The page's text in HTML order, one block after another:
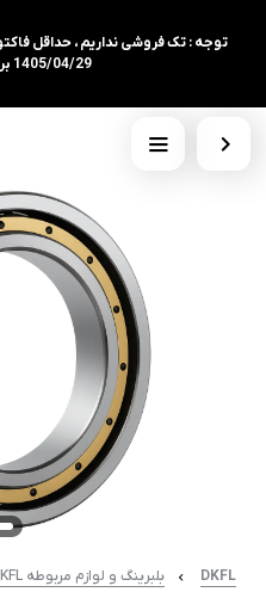
1405/04/29 بروزرسانی شدند.
DKFL بلبرینگ و لوازم مربوطه DKFL